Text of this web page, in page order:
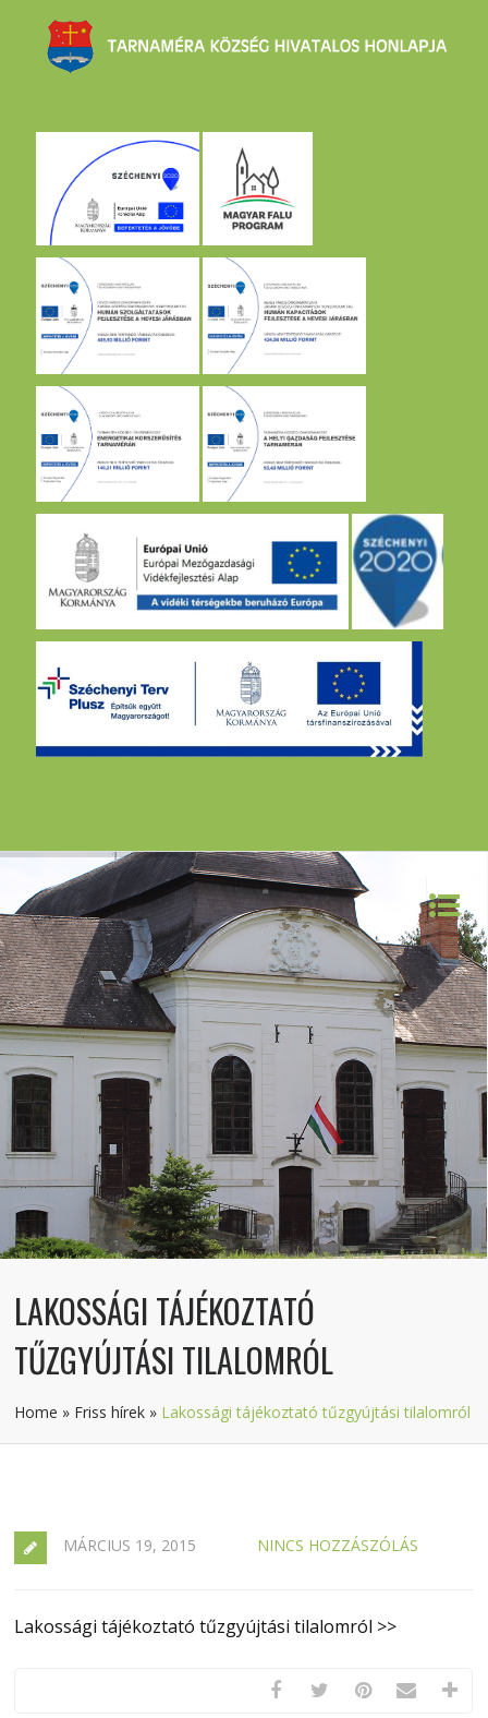
LAKOSSÁGI TÁJÉKOZTATÓ
TŰZGYÚJTÁSI TILALOMRÓL
Home » Friss hírek » Lakossági tájékoztató tűzgyújtási tilalomról
MÁRCIUS 19, 2015 NINCS HOZZÁSZÓLÁS
Lakossági tájékoztató tűzgyújtási tilalomról >>